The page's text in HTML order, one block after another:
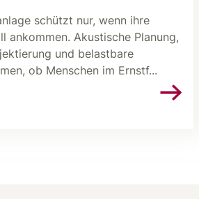
schützt nur, wenn ihre
ankommen. Akustische Planung,
und belastbare
ob Menschen im Ernstf...